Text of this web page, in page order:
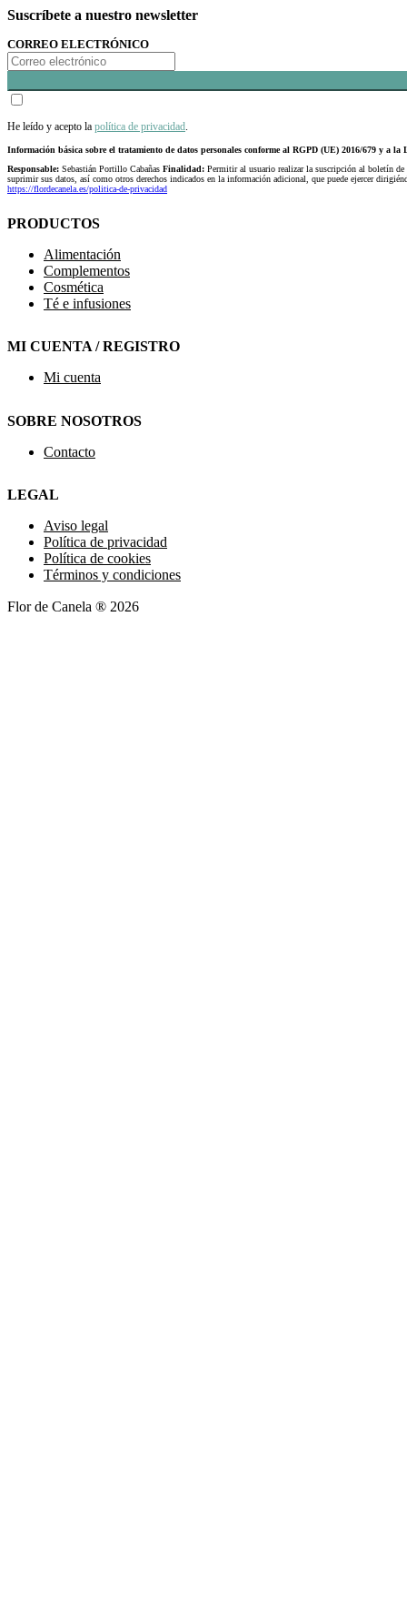
Suscríbete a nuestro newsletter
CORREO ELECTRÓNICO
He leído y acepto la política de privacidad
Información básica sobre el tratamiento de datos personales conforme al RGPD (UE) 2016/679 y a la
Responsable: Sebastián Portillo Cabañas Finalidad: Permitir al usuario realizar la suscripción al boletín
suprimir sus datos, así como otros derechos indicados en la información adicional, que puede ejercer
https://flordecanela.es/politica-de-privacidad
PRODUCTOS
Alimentación
Complementos
Cosmética
Té e infusiones
MI CUENTA / REGISTRO
Mi cuenta
SOBRE NOSOTROS
Contacto
LEGAL
Aviso legal
Política de privacidad
Política de cookies
Términos y condiciones
Flor de Canela ® 2026